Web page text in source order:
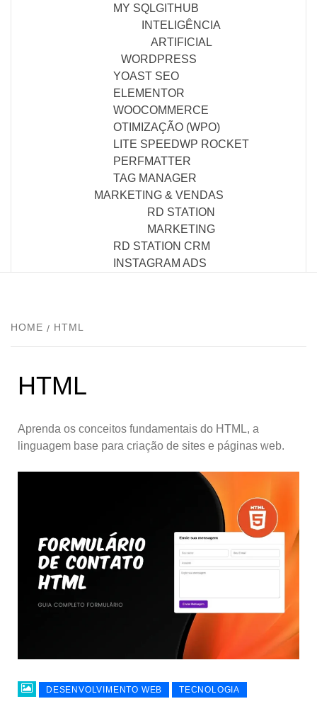
MY SQLGITHUB
INTELIGÊNCIA
ARTIFICIAL
WORDPRESS
YOAST SEO
ELEMENTOR
WOOCOMMERCE
OTIMIZAÇÃO (WPO)
LITE SPEEDWP ROCKET
PERFMATTER
TAG MANAGER
MARKETING & VENDAS
RD STATION
MARKETING
RD STATION CRM
INSTAGRAM ADS
HOME HTML
HTML
Aprenda os conceitos fundamentais do HTML, a
linguagem base para criação de sites e páginas web.
DESENVOLVIMENTO WEB TECNOLOGIA